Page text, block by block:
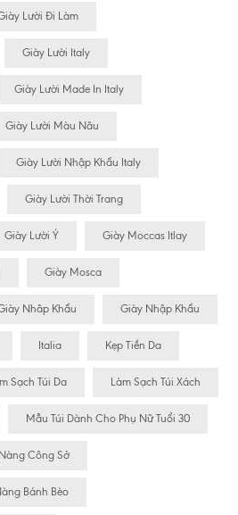
Lười Đi Làm
Giày Lười Italy
Giày Lười Made In Italy
Giày Lười Màu Nâu
Giày Lười Nhập Khẩu Italy
Giày Lười Thời Trang
Giày Lười Ý Giày Moccas Itlay
Giày Mosca
Nhâp Khẩu Giày Nhập Khẩu
Italia Kẹp Tiền Da
Sạch Túi Da Làm Sạch Túi Xách
Mẫu Túi Dành Cho Phụ Nữ Tuổi 30
Công Sở
Bánh Bèo